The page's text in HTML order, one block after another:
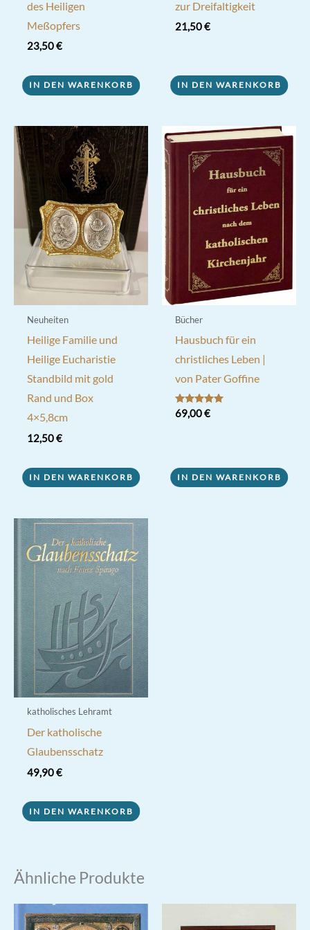
des Heiligen
Meßopfers
23,50€
IN DEN WARENKORB
zur Dreifaltigkeit
21,50€
IN DEN WARENKORB
Neuheiten
Heilige Familie und
Heilige Eucharistie
Standbild mit gold
Rand und Box
4×5,8cm
12,50€
IN DEN WARENKORB
Bücher
Hausbuch für ein
christliches Leben |
von Pater Goffine
Bewertet mit
5.00
69,00€
IN DEN WARENKORB
katholisches Lehramt
Der katholische
Glaubensschatz
49,90€
IN DEN WARENKORB
Ähnliche Produkte